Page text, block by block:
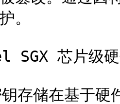
。
芯片级硬
存储在基于硬